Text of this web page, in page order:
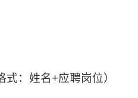
式：姓名+应聘岗位）